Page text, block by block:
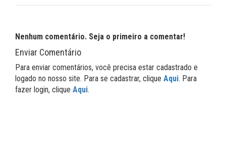
Nenhum comentário. Seja o primeiro a comentar!
Enviar Comentário
Para enviar comentários, você precisa estar cadastrado e
logado no nosso site. Para se cadastrar, clique Aqui. Para
fazer login, clique Aqui.